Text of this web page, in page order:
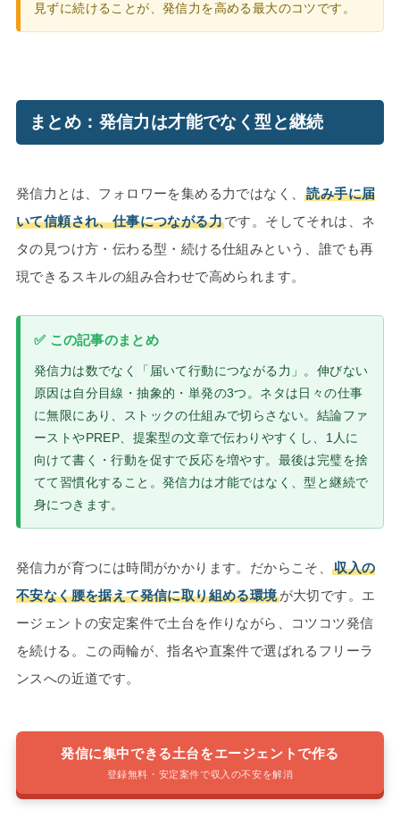
見ずに続けることが、発信力を高める最大のコツです。
まとめ：発信力は才能でなく型と継続
発信力とは、フォロワーを集める力ではなく、読み手に届
いて信頼され、仕事につながる力です。そしてそれは、ネ
タの見つけ方・伝わる型・続ける仕組みという、誰でも再
現できるスキルの組み合わせで高められます。
✅ この記事のまとめ
発信力は数でなく「届いて行動につながる力」。伸びない
原因は自分目線・抽象的・単発の3つ。ネタは日々の仕事
に無限にあり、ストックの仕組みで切らさない。結論ファ
ーストやPREP、提案型の文章で伝わりやすくし、1人に
向けて書く・行動を促すで反応を増やす。最後は完璧を捨
てて習慣化すること。発信力は才能ではなく、型と継続で
身につきます。
発信力が育つには時間がかかります。だからこそ、収入の
不安なく腰を据えて発信に取り組める環境が大切です。エ
ージェントの安定案件で土台を作りながら、コツコツ発信
を続ける。この両輪が、指名や直案件で選ばれるフリーラ
ンスへの近道です。
発信に集中できる土台をエージェントで作る
登録無料・安定案件で収入の不安を解消